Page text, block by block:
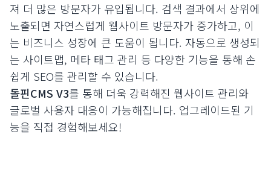
져 더 많은 방문자가 유입됩니다. 검색 결과에서 상위에
노출되면 자연스럽게 웹사이트 방문자가 증가하고, 이
는 비즈니스 성장에 큰 도움이 됩니다. 자동으로 생성되
는 사이트맵, 메타 태그 관리 등 다양한 기능을 통해 손
쉽게 SEO를 관리할 수 있습니다.
돌핀CMS V3를 통해 더욱 강력해진 웹사이트 관리와
글로벌 사용자 대응이 가능해집니다. 업그레이드된 기
능을 직접 경험해보세요!